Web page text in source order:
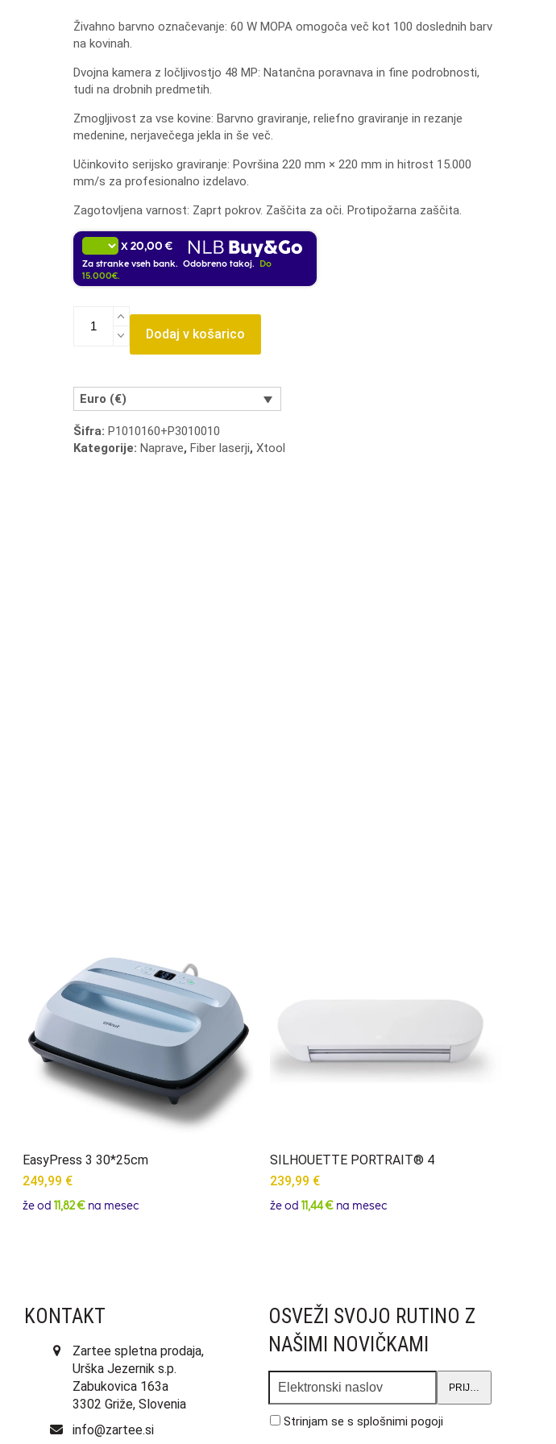
Živahno barvno označevanje: 60 W MOPA omogoča več kot 100 doslednih barv
na kovinah.
Dvojna kamera z ločljivostjo 48 MP: Natančna poravnava in fine podrobnosti,
tudi na drobnih predmetih.
Zmogljivost za vse kovine: Barvno graviranje, reliefno graviranje in rezanje
medenine, nerjavečega jekla in še več.
Učinkovito serijsko graviranje: Površina 220 mm × 220 mm in hitrost 15.000
mm/s za profesionalno izdelavo.
Zagotovljena varnost: Zaprt pokrov. Zaščita za oči. Protipožarna zaščita.
X 20,00 €
Za stranke vseh bank. Odobreno takoj.
Do
15.000€.
40W
Diode
Enojni
Dodaj v košarico
Euro (€)
Šifra: P1010160+P3010010
Kategorije: Naprave, Fiber laserji, Xtool
EasyPress 3 30*25cm
249,99 €
že od 11,82 €na mesec
SILHOUETTE PORTRAIT® 4
239,99 €
že od11,44 € na mesec
KONTAKT
Zartee spletna prodaja,
Urška Jezernik s.p.
Zabukovica 163a
3302 Griže, Slovenia
info@zartee.si
OSVEŽI SVOJO RUTINO Z
NAŠIMI NOVIČKAMI
Elektronski
naslov
PRIJAVA
Strinjam se s splošnimi pogoji